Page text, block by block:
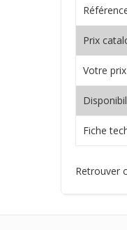
Prix
Votre prix
Fiche
Retrouver